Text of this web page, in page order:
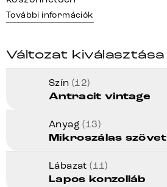
További információk
Változat kiválasztása
Szín (12)
Antracit vintage
Anyag(13)
Mikroszálas szövet
Lábazat(11)
Lapos konzolláb